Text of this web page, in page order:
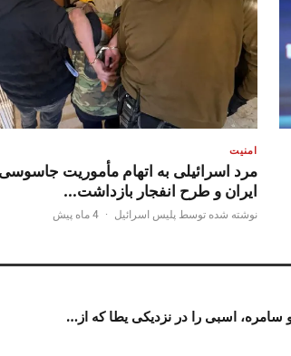
امنیت
مرد اسرائیلی به اتهام مأموریت
ایران و طرح انفجار بازداشت…
نوشته شده توسط پلیس اسرائیل · 4 ماه پیش
سامره، اسبی را در نزدیکی یطا که از…